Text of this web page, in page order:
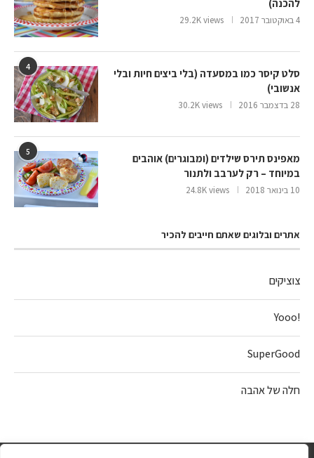
להכנה)
4 באוקטובר 2017 29.2K views
4
סלט קיסר כמו במסעדה (בלי ביצים חיות ובלי
אנשובי)
28 בדצמבר 2016 30.2K views
5
מאפינס תירס שילדים (ומבוגרים) אוהבים
במיוחד – רק לערבב ולתנור
10 בינואר 2018 24.8K views
אתרים ובלוגים שאתם חייבים להכיר
צוציקים
!Yooo
SuperGood
חלה של אהבה